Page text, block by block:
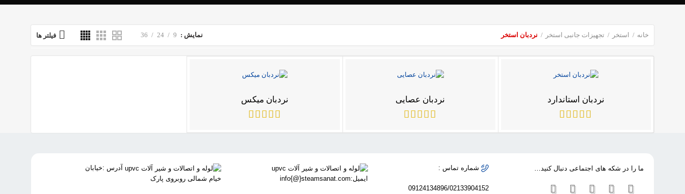
خانه استخر تجهیزات جانبی استخر نردبان استخر نمایش 9
24
36 فیلتر ها
نردبان استاندارد نردبان عصایی نردبان میکس
ما را در شکه های اجتماعی دنبال کنید… شماره تماس :
09124134896/02133904152
ایمیل:info{@}steamsanat.com
آدرس :خیابان
خیام شمالی روبروی پارک